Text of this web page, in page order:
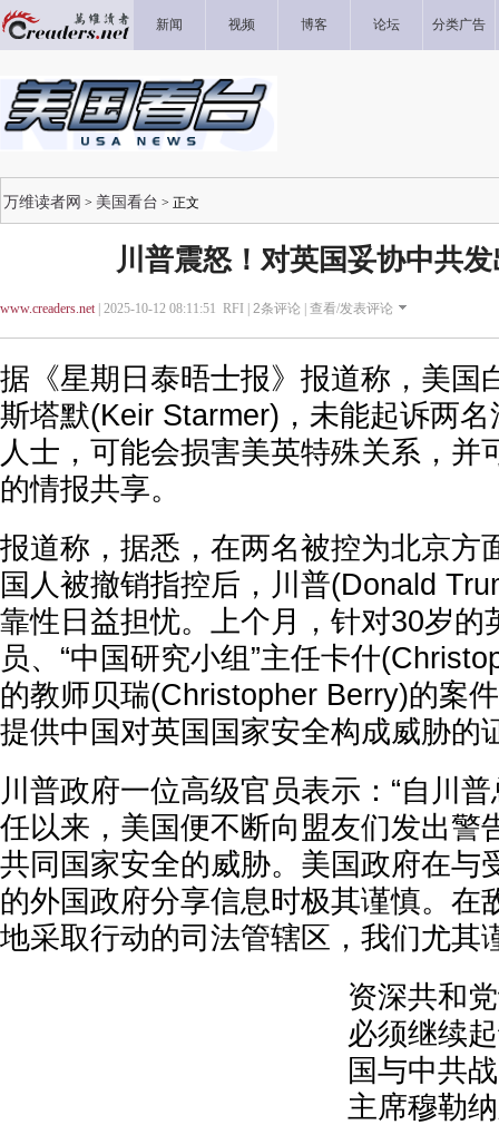
新闻 视频 博客 论坛 分类广告
万维读者网 > 美国看台 > 正文
川普震怒！对英国妥协中共
www.creaders.net| 2025-10-12 08:11:51 RFI | 2条评论 | 查看/发表评论
据《星期日泰晤士报》报道称，美国
斯塔默(Keir Starmer)，未能起诉两
人士，可能会损害美英特殊关系，并
的情报共享。
报道称，据悉，在两名被控为北京方
国人被撤销指控后，川普(Donald
靠性日益担忧。上个月，针对30岁的
员、“中国研究小组”主任卡什
的教师贝瑞(Christopher Berry)的案
提供中国对英国国家安全构成威胁的
川普政府一位高级官员表示：“自川
任以来，美国便不断向盟友们发出警
共同国家安全的威胁。美国政府在与
的外国政府分享信息时极其谨慎。在
地采取行动的司法管辖区，我们尤其
资深共和
必须继续
国与中共
主席穆勒